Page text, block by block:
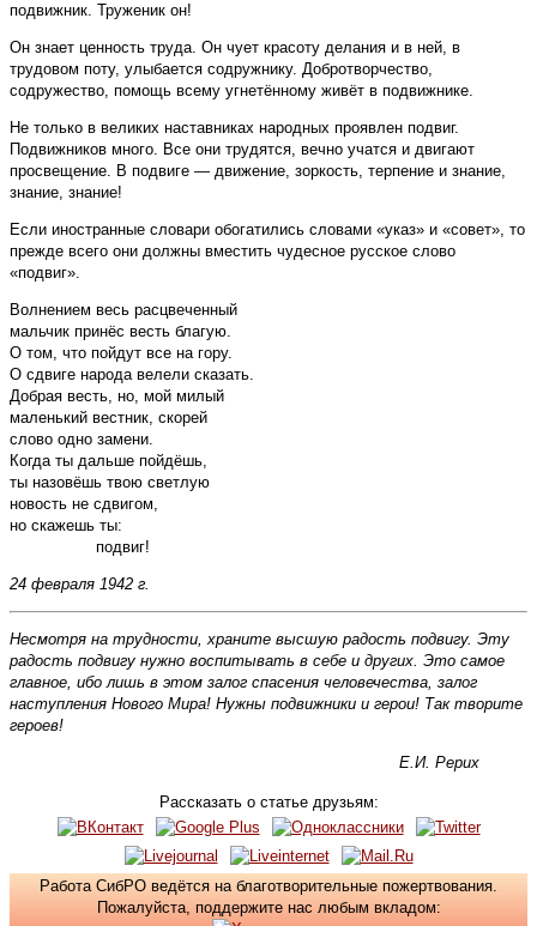
подвижник. Труженик он!
Он знает ценность труда. Он чует красоту делания и в ней, в
трудовом поту, улыбается содружнику. Добротворчество,
содружество, помощь всему угнетённому живёт в подвижнике.
Не только в великих наставниках народных проявлен подвиг.
Подвижников много. Все они трудятся, вечно учатся и двигают
просвещение. В подвиге — движение, зоркость, терпение и знание,
знание, знание!
Если иностранные словари обогатились словами «указ» и «совет», то
прежде всего они должны вместить чудесное русское слово
«подвиг».
Волнением весь расцвеченный
мальчик принёс весть благую.
О том, что пойдут все на гору.
О сдвиге народа велели сказать.
Добрая весть, но, мой милый
маленький вестник, скорей
слово одно замени.
Когда ты дальше пойдёшь,
ты назовёшь твою светлую
новость не сдвигом,
но скажешь ты:
подвиг!
24 февраля 1942 г.
Несмотря на трудности, храните высшую радость подвигу. Эту
радость подвигу нужно воспитывать в себе и других. Это самое
главное, ибо лишь в этом залог спасения человечества, залог
наступления Нового Мира! Нужны подвижники и герои! Так творите
героев!
Е.И. Рерих
Рассказать о статье друзьям:
Работа СибРО ведётся на благотворительные пожертвования.
Пожалуйста, поддержите нас любым вкладом: